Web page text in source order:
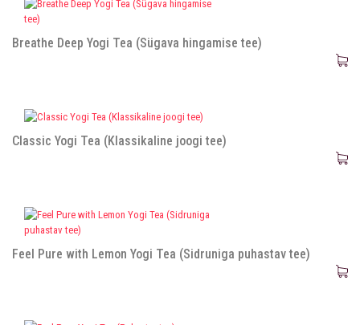
Breathe Deep Yogi Tea (Sügava hingamise tee)
Classic Yogi Tea (Klassikaline joogi tee)
Feel Pure with Lemon Yogi Tea (Sidruniga puhastav tee)